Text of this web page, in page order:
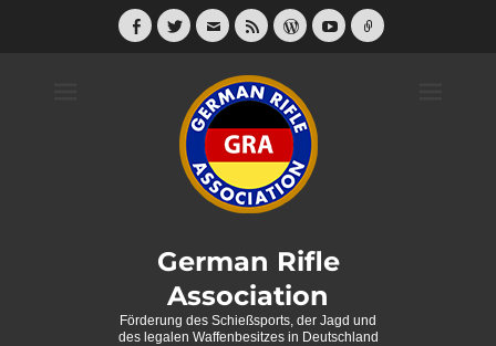
Facebook
Twitter
E-
Feed WordPress
YouTube
Link
German Rifle
Association
Förderung des Schießsports, der Jagd und
des legalen Waffenbesitzes in Deutschland